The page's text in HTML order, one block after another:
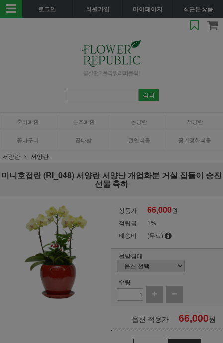
로그인 회원가입 마이페이지 최근본상품
축하화환 근조화환 동양란 서양란
꽃바구니 꽃다발 관엽식물 공기정화식물
서양란 서양란
미니호접란 (RI_048) 서양란 서양난 개업화분 거실 집들이 승진
선물 축하
상품가 66,000원
적립금
1%
배송비
(무료)
물받침대
수량
옵션 적용가 66,000원